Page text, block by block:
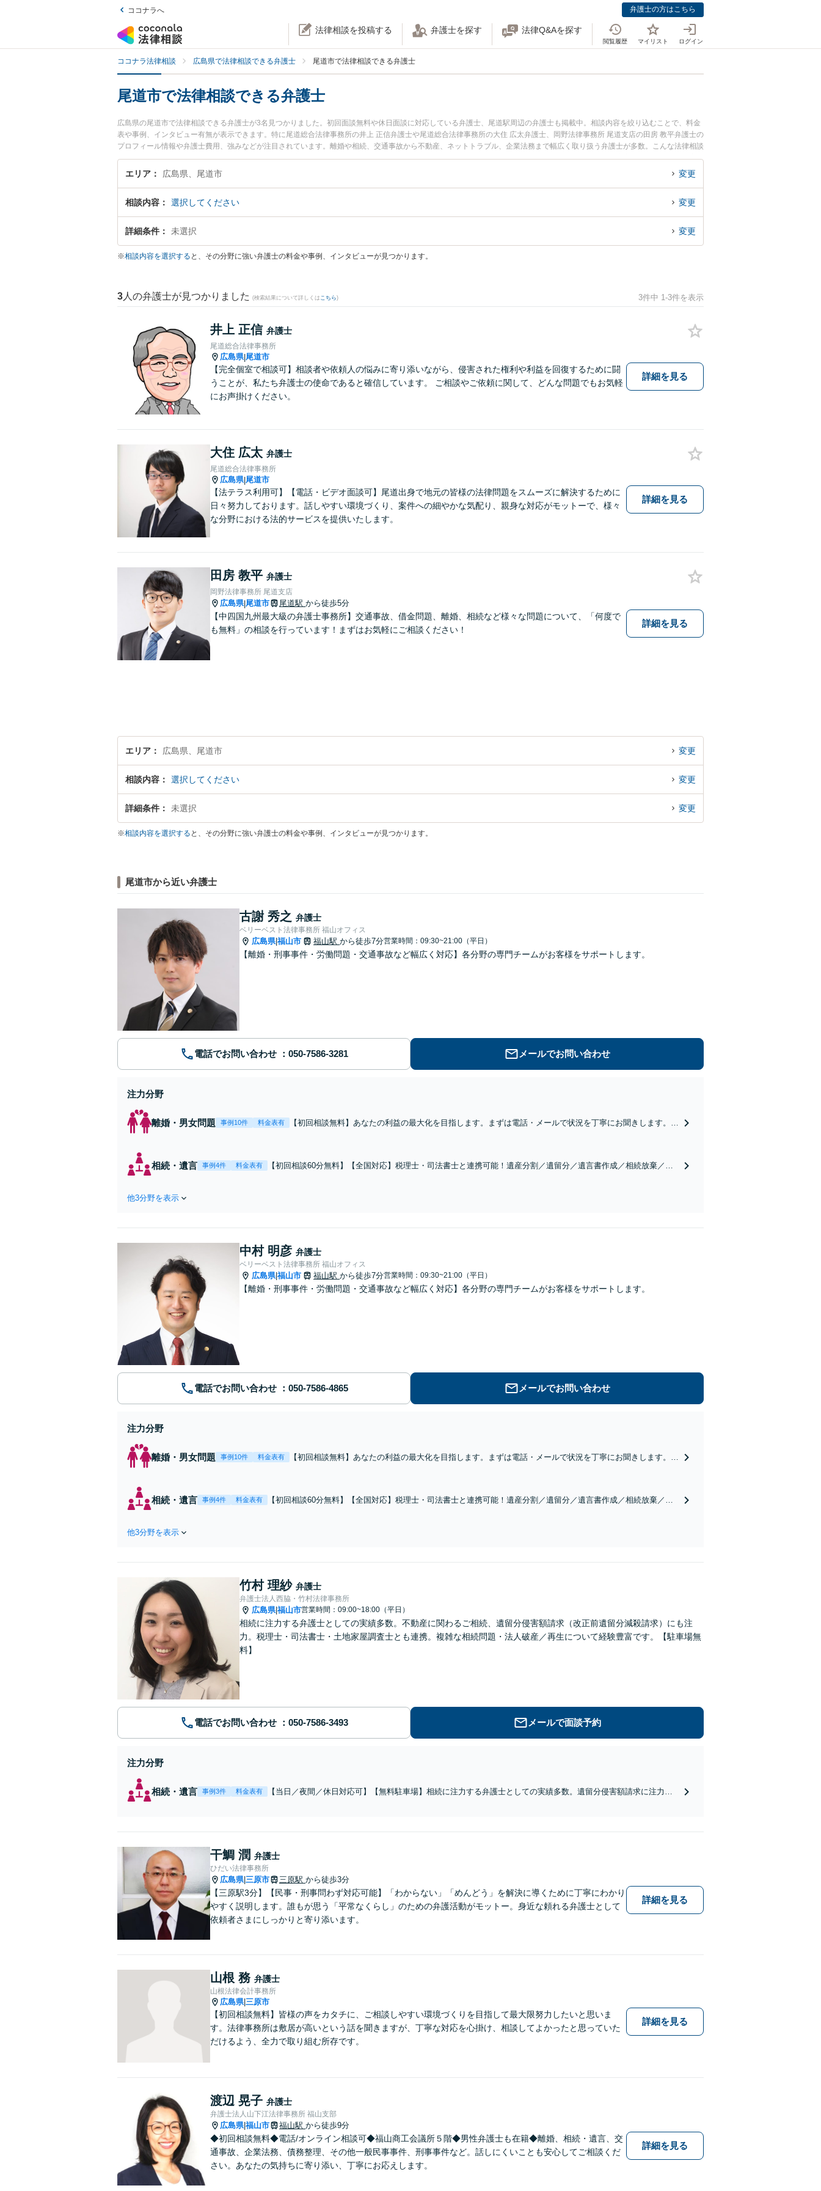
ココナラへ 弁護士の方はこちら
法律相談を投稿する 弁護士を探す 法律Q&Aを探す
閲覧履歴 マイリスト ログイン
ココナラ法律相談 広島県で法律相談できる弁護士 尾道市で法律相談できる弁護士
尾道市で法律相談できる弁護士
広島県の尾道市で法律相談できる弁護士が3名見つかりました。初回面談無料や休日面談に対応している弁護士、尾道駅周辺の弁護士も掲載中。相談内容を絞り込むことで、料金
表や事例、インタビュー有無が表示できます。特に尾道総合法律事務所の井上 正信弁護士や尾道総合法律事務所の大住 広太弁護士、岡野法律事務所 尾道支店の田房 教平弁護士の
プロフィール情報や弁護士費用、強みなどが注目されています。離婚や相続、交通事故から不動産、ネットトラブル、企業法務まで幅広く取り扱う弁護士が多数。こんな法律相談
をお持ちの方は是非ご利用ください。尾道市で土日や夜間に発生した不倫慰謝料トラブルを今すぐに弁護士に相談したい』『交通事故の過失割合や後遺障害のトラブル解決の実績
豊富な近くの弁護士を検索したい』『初回相談無料で自己破産や債務整理を法律相談できる尾道市内の弁護士に相談予約したい』などでお困りの相談者さんにおすすめです。
エリア 広島県、尾道市 変更
相談内容 選択してください 変更
詳細条件 未選択 変更
※相談内容を選択する と、その分野に強い弁護士の料金や事例、インタビューが見つかります。
3 人の弁護士が見つかりました (検索結果について詳しくは こちら) 3件中 1-3件を表示
井上 正信 弁護士
尾道総合法律事務所
広島県|尾道市
【完全個室で相談可】相談者や依頼人の悩みに寄り添いながら、侵害された権利や利益を回復するために闘
うことが、私たち弁護士の使命であると確信しています。 ご相談やご依頼に関して、どんな問題でもお気軽
にお声掛けください。
詳細を見る
大住 広太 弁護士
尾道総合法律事務所
広島県|尾道市
【法テラス利用可】【電話・ビデオ面談可】尾道出身で地元の皆様の法律問題をスムーズに解決するために
日々努力しております。話しやすい環境づくり、案件への細やかな気配り、親身な対応がモットーで、様々
な分野における法的サービスを提供いたします。
詳細を見る
田房 教平 弁護士
岡野法律事務所 尾道支店
広島県|尾道市 尾道駅 から徒歩5分
【中四国九州最大級の弁護士事務所】交通事故、借金問題、離婚、相続など様々な問題について、「何度で
も無料」の相談を行っています！まずはお気軽にご相談ください！
詳細を見る
エリア 広島県、尾道市 変更
相談内容 選択してください 変更
詳細条件 未選択 変更
※相談内容を選択する と、その分野に強い弁護士の料金や事例、インタビューが見つかります。
尾道市から近い弁護士
古謝 秀之 弁護士
ベリーベスト法律事務所 福山オフィス
広島県|福山市 福山駅 から徒歩7分営業時間：09:30~21:00（平日）
【離婚・刑事事件・労働問題・交通事故など幅広く対応】各分野の専門チームがお客様をサポートします。
電話でお問い合わせ メールでお問い合わせ
注力分野
離婚・男女問題 事例10件 料金表有
【初回相談無料】あなたの利益の最大化を目指します。まずは電話・メールで状況を丁寧にお聞きします。
相続・遺言 事例4件 料金表有
【初回相談60分無料】【全国対応】税理士・司法書士と連携可能！遺産分割／遺留分／遺言書作成／相続放棄／相
他3分野を表示
中村 明彦 弁護士
ベリーベスト法律事務所 福山オフィス
広島県|福山市 福山駅 から徒歩7分営業時間：09:30~21:00（平日）
【離婚・刑事事件・労働問題・交通事故など幅広く対応】各分野の専門チームがお客様をサポートします。
電話でお問い合わせ メールでお問い合わせ
注力分野
離婚・男女問題 事例10件 料金表有
【初回相談無料】あなたの利益の最大化を目指します。まずは電話・メールで状況を丁寧にお聞きします。
相続・遺言 事例4件 料金表有
【初回相談60分無料】【全国対応】税理士・司法書士と連携可能！遺産分割／遺留分／遺言書作成／相続放棄／相
他3分野を表示
竹村 理紗 弁護士
弁護士法人西脇・竹村法律事務所
広島県|福山市営業時間：09:00~18:00（平日）
相続に注力する弁護士としての実績多数。不動産に関わるご相続、遺留分侵害額請求（改正前遺留分減殺請求）にも注
力。税理士・司法書士・土地家屋調査士とも連携。複雑な相続問題・法人破産／再生について経験豊富です。【駐車場無
料】
電話でお問い合わせ メールで面談予約
注力分野
相続・遺言 事例3件 料金表有
【当日／夜間／休日対応可】【無料駐車場】相続に注力する弁護士としての実績多数。遺留分侵害額請求に注力し
干鯛 潤 弁護士
ひだい法律事務所
広島県| 三原市 三原駅 から徒歩3分
【三原駅3分】【民事・刑事問わず対応可能】「わからない」「めんどう」を解決に導くために丁寧にわかり
やすく説明します。誰もが思う「平常なくらし」のための弁護活動がモットー。身近な頼れる弁護士として
依頼者さまにしっかりと寄り添います。
詳細を見る
山根 務 弁護士
山根法律会計事務所
広島県| 三原市
【初回相談無料】皆様の声をカタチに、ご相談しやすい環境づくりを目指して最大限努力したいと思いま
す。法律事務所は敷居が高いという話を聞きますが、丁寧な対応を心掛け、相談してよかったと思っていた
だけるよう、全力で取り組む所存です。
詳細を見る
渡辺 晃子 弁護士
弁護士法人山下江法律事務所 福山支部
広島県|福山市 福山駅 から徒歩9分
◆初回相談無料◆電話/オンライン相談可◆福山商工会議所５階◆男性弁護士も在籍◆離婚、相続・遺言、交
通事故、企業法務、債務整理、その他一般民事事件、刑事事件など。話しにくいことも安心してご相談くだ
さい。あなたの気持ちに寄り添い、丁寧にお応えします。
詳細を見る